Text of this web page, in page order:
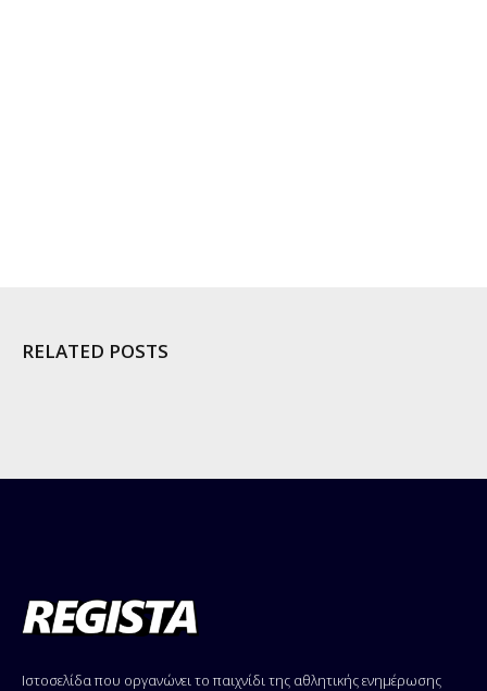
RELATED POSTS
Ιστοσελίδα που οργανώνει το παιχνίδι της αθλητικής ενημέρωσης